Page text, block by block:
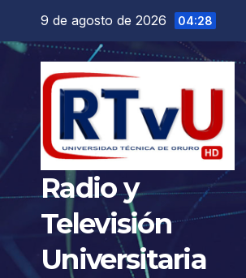
contenido
9 de agosto de 2026 04:28
Radio y
Televisión
Universitaria